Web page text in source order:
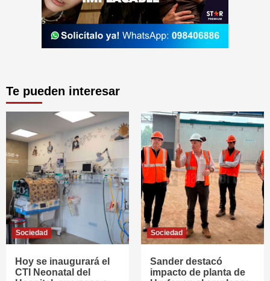
Te pueden interesar
Sociedad
Hoy se inaugurará el
CTI Neonatal del
Sociedad
Sander destacó
impacto de planta de